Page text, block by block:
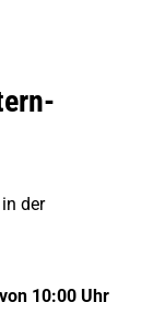
der
10:00 Uhr